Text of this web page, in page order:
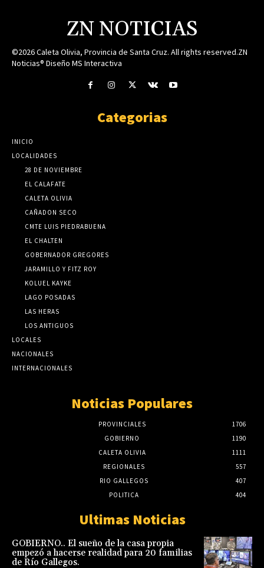
ZN NOTICIAS
©2026 Caleta Olivia, Provincia de Santa Cruz. All rights reserved.ZN
Noticias® Diseño MS Interactiva
Categorias
INICIO
LOCALIDADES
28 DE NOVIEMBRE
EL CALAFATE
CALETA OLIVIA
CAÑADON SECO
CMTE LUIS PIEDRABUENA
EL CHALTEN
GOBERNADOR GREGORES
JARAMILLO Y FITZ ROY
KOLUEL KAYKE
LAGO POSADAS
LAS HERAS
LOS ANTIGUOS
LOCALES
NACIONALES
INTERNACIONALES
Noticias Populares
PROVINCIALES
1706
GOBIERNO
1190
CALETA OLIVIA
1111
REGIONALES
557
RIO GALLEGOS
407
POLITICA
404
Ultimas Noticias
GOBIERNO.. El sueño de la casa propia
empezó a hacerse realidad para 20 familias
de Río Gallegos.